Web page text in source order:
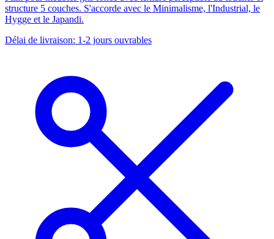
structure 5 couches. S'accorde avec le Minimalisme, l'Industrial, le
Hygge et le Japandi.
Délai de livraison: 1-2 jours ouvrables